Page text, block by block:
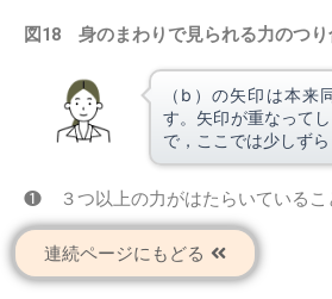
図18 身のまわりで見られる力のつり
（b）の矢印は本来
す。矢印が重なって
で，ここでは少しずら
❶ ３つ以上の力がはたらいているこ
連続ページにもどる